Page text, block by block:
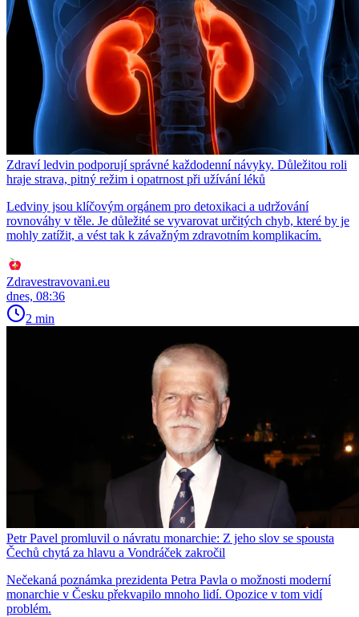
Zdraví ledvin podporují správné každodenní návyky. Důležitou roli
hraje strava, pitný režim i opatrnost při užívání léků
Ledviny jsou klíčovým orgánem pro detoxikaci a udržování
rovnováhy v těle. Je důležité se vyvarovat určitých chyb, které by je
mohly zatížit, a vést tak k závažným zdravotním komplikacím.
Zdravestravovani.eu
dnes, 08:36
2 min
Petr Pavel promluvil o návratu monarchie: Z jeho slov se spousta
Čechů chytá za hlavu a Vondráček zakročil
Nečekaná poznámka prezidenta Petra Pavla o možnosti moderní
monarchie v Česku překvapilo mnoho lidí. Opozice v tom vidí
problém.